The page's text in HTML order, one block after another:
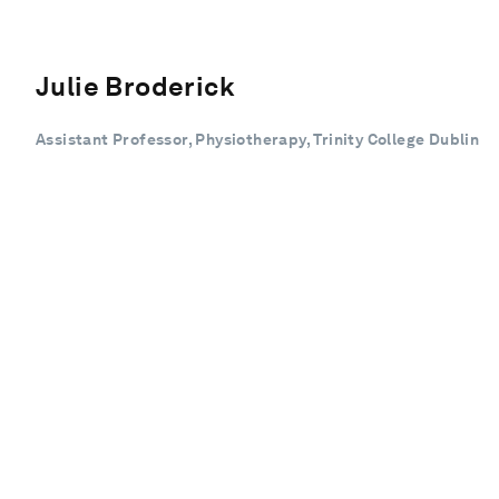
Julie Broderick
Assistant Professor, Physiotherapy, Trinity College Dublin